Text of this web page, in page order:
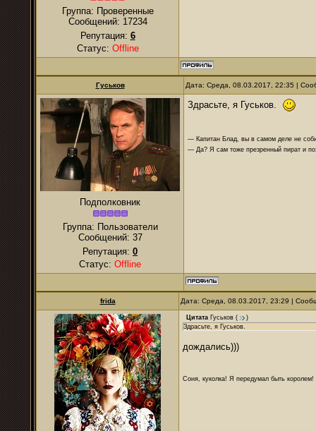
Группа: Проверенные
Сообщений: 17234
Репутация: 6
Статус: Offline
Гуськов Дата: Среда, 08.03.2017, 22:35 |
Подполковник
Группа: Пользователи
Сообщений: 37
Репутация: 0
Статус: Offline
Здрасьте, я Гуськов.
— Капитан Блад, вы в самом деле не
— Да? Я сам тоже презренный пират и
frida Дата: Среда, 08.03.2017, 23:29 |
Цитата Гуськов (
)
Здрасьте, я Гуськов.
дождались)))
Соня, куколка! Я передумал быть